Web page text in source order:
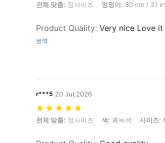
전체 맞춤: 정사이즈, 엉덩이: 80 cm / 31 in, 색:
전체 맞춤: 정사이즈 엉덩이: 80 cm / 31 in
Product Quality: Very nice Love it
번역
r***5 20 Jul,2026
전체 맞춤: 정사이즈, 색: 흑녹색, 사이즈: M
전체 맞춤: 정사이즈 색: 흑녹색 사이즈: